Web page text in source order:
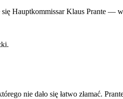
Hauptkommissar Klaus Prante —
nie dało się łatwo złamać.